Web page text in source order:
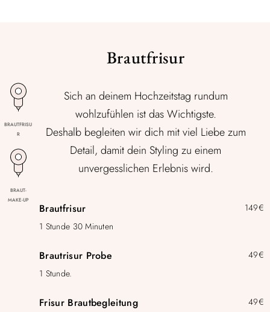
BRAUTFRISU
R
BRAUT-
MAKE-UP
Brautfrisur
Sich an deinem Hochzeitstag rundum
wohlzufühlen ist das Wichtigste.
Deshalb begleiten wir dich mit viel Liebe zum
Detail, damit dein Styling zu einem
unvergesslichen Erlebnis wird.
Brautfrisur
149€
1 Stunde 30 Minuten
Brautrisur Probe
49€
1 Stunde.
Frisur Brautbegleitung
49€